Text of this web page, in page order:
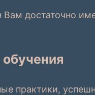
достаточно
практики,